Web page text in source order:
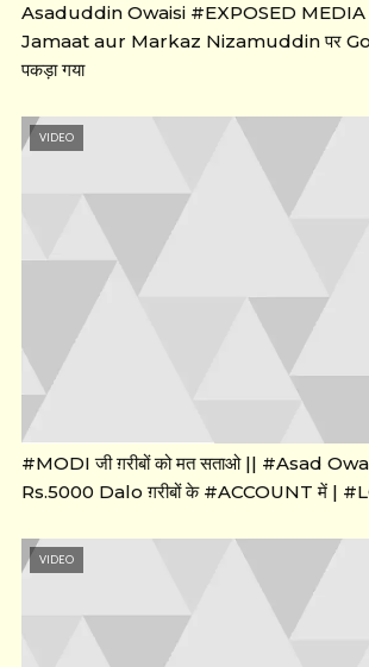
Asaduddin Owaisi #EXPOSED
Jamaat aur Markaz Nizamuddin पर
पकड़ा गया
VIDEO
#MODI जी ग़रीबों को मत सताओ || #Asad
Rs.5000 Dalo ग़रीबों के #ACCOUNT में |
VIDEO